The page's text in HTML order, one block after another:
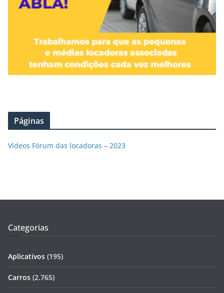
Páginas
Vídeos Fórum das locadoras – 2023
Categorias
Aplicativos (195)
Carros (2.765)